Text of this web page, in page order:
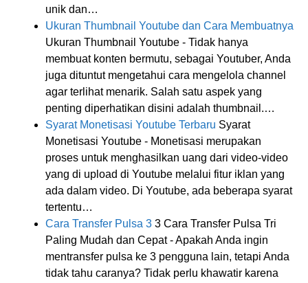
unik dan…
Ukuran Thumbnail Youtube dan Cara Membuatnya
Ukuran Thumbnail Youtube - Tidak hanya
membuat konten bermutu, sebagai Youtuber, Anda
juga dituntut mengetahui cara mengelola channel
agar terlihat menarik. Salah satu aspek yang
penting diperhatikan disini adalah thumbnail.…
Syarat Monetisasi Youtube Terbaru Syarat
Monetisasi Youtube - Monetisasi merupakan
proses untuk menghasilkan uang dari video-video
yang di upload di Youtube melalui fitur iklan yang
ada dalam video. Di Youtube, ada beberapa syarat
tertentu…
Cara Transfer Pulsa 3 3 Cara Transfer Pulsa Tri
Paling Mudah dan Cepat - Apakah Anda ingin
mentransfer pulsa ke 3 pengguna lain, tetapi Anda
tidak tahu caranya? Tidak perlu khawatir karena